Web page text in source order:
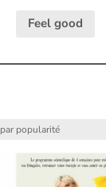
Feel good